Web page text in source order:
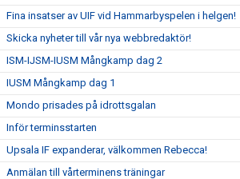
Fina insatser av UIF vid Hammarbyspelen i helgen!
Skicka nyheter till vår nya webbredaktör!
ISM-IJSM-IUSM Mångkamp dag 2
IUSM Mångkamp dag 1
Mondo prisades på idrottsgalan
Inför terminsstarten
Upsala IF expanderar, välkommen Rebecca!
Anmälan till vårterminens träningar